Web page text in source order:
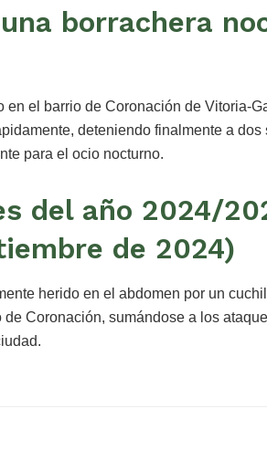
borrachera
el barrio de Coronación de Vitoria-
deteniendo finalmente a dos
para el ocio nocturno.
del año 2024/
de 2024)
herido en el abdomen por un
Coronación, sumándose a los